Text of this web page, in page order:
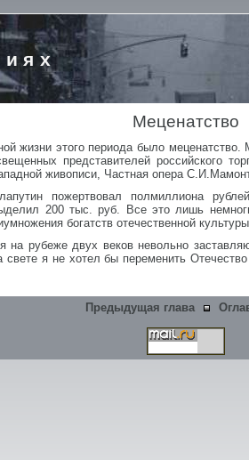
Меценатство
жизни этого периода было
представителей российского
живописи, Частная опера
пожертвовал полмиллиона
200 тыс. руб. Все это лишь
богатств отечественной
на рубеже двух веков невольно
я не хотел бы переменить
Предыдущая глава